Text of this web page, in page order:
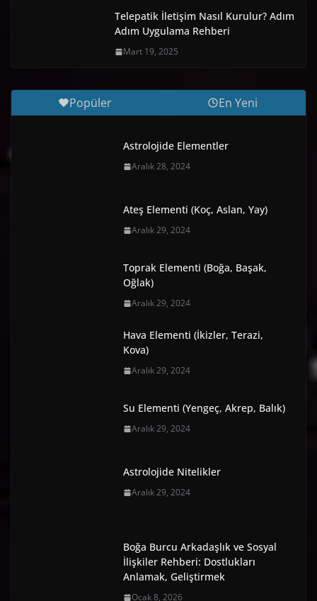
Telepatik İletişim Nasıl Kurulur? Adım
Adım Uygulama Rehberi
Mart 19, 2025
Popüler En Yeni
Astrolojide Elementler
Aralık 28, 2024
Ateş Elementi (Koç, Aslan, Yay)
Aralık 29, 2024
Toprak Elementi (Boğa, Başak,
Oğlak)
Aralık 29, 2024
Hava Elementi (İkizler, Terazi,
Kova)
Aralık 29, 2024
Su Elementi (Yengeç, Akrep, Balık)
Aralık 29, 2024
Astrolojide Nitelikler
Aralık 29, 2024
Boğa Burcu Arkadaşlık ve Sosyal
İlişkiler Rehberi: Dostlukları
Anlamak, Geliştirmek
Ocak 8, 2026